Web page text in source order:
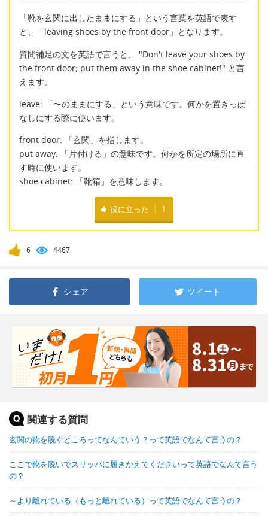
「靴を玄関に出したままにする」という言葉を英語で表す
と、「leaving shoes by the front door」となります。
質問補足の文を英語で言うと、 "Don't leave your shoes by
the front door; put them away in the shoe cabinet!" と言
えます。
leave: 「〜のままにする」という意味です。何かを置きっぱ
なしにする際に使います。
front door: 「玄関」を指します。
put away: 「片付ける」の意味です。何かを所定の場所に直
す時に使います。
shoe cabinet: 「靴箱」を意味します。
役に立った 1
6 4467
シェア ツイート
関連する質問
玄関の靴を脱ぐところってなんていう？って英語でなんて言うの？
ここで靴を脱いでスリッパに履きかえてくださいって英語でなんて言う
の？
～より離れている（もっと離れている）って英語でなんて言うの？